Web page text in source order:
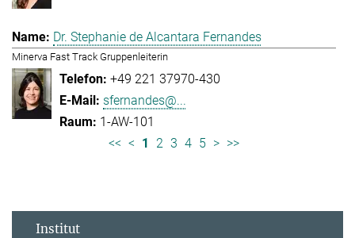
Dr. Stephanie de Alcantara Fernandes
Minerva Fast Track Gruppenleiterin
+49 221 37970-430
sfernandes@...
1-AW-101
<< < 1 2 3 4 5 > >>
Institut